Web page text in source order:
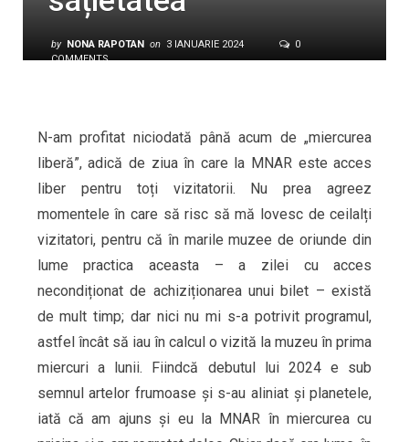
by NONA RAPOTAN on 3 IANUARIE 2024
0
COMMENTS
N-am profitat niciodată până acum de „miercurea
liberă”, adică de ziua în care la MNAR este acces
liber pentru toți vizitatorii. Nu prea agreez
momentele în care să risc să mă lovesc de ceilalți
vizitatori, pentru că în marile muzee de oriunde din
lume practica aceasta – a zilei cu acces
necondiționat de achiziționarea unui bilet – există
de mult timp; dar nici nu mi s-a potrivit programul,
astfel încât să iau în calcul o vizită la muzeu în prima
miercuri a lunii. Fiindcă debutul lui 2024 e sub
semnul artelor frumoase și s-au aliniat și planetele,
iată că am ajuns și eu la MNAR în miercurea cu